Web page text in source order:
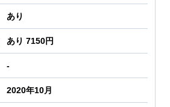
あり
あり 7150円
-
2020年10月